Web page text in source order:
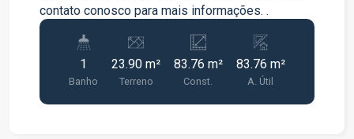
contato conosco para mais informações. .
1
Banho
23.90 m²
Terreno
83.76 m²
Const.
83.76 m²
A. Útil